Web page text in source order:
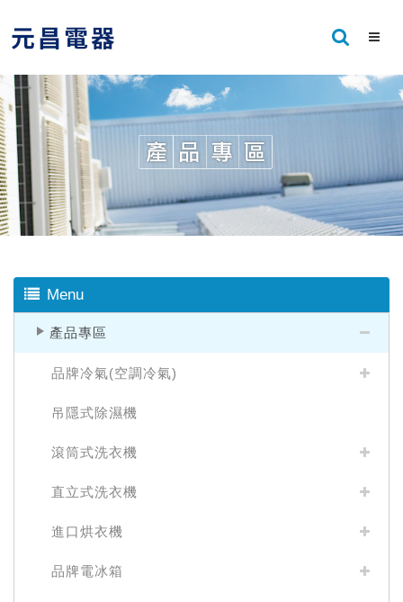
Menu
產品專區
品牌冷氣(空調冷氣)
吊隱式除濕機
滾筒式洗衣機
直立式洗衣機
進口烘衣機
品牌電冰箱